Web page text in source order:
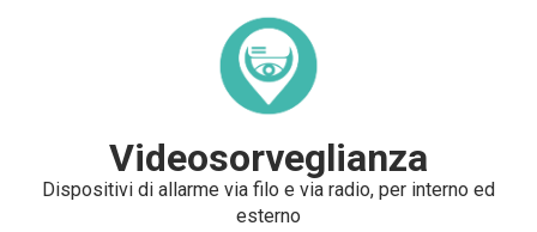
Videosorveglianza
Dispositivi di allarme via filo e via radio, per interno ed
esterno